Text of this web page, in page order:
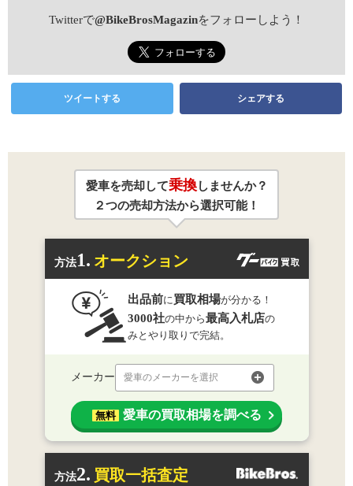
Twitterで@BikeBrosMagazinをフォローしよう！
ツイートする シェアする
愛車を売却して乗換しませんか？
２つの売却方法から選択可能！
方法1. オークション
出品前に 買取相場が分かる！
3000社の中から最高入札店の
みとやり取りで完結。
メーカー 愛車のメーカーを選択
無料 愛車の買取相場を調べる
方法2. 買取一括査定